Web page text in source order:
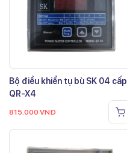
Bộ điều khiển tụ bù SK 04 cấp
QR-X4
815.000 VNĐ